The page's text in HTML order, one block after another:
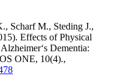
Scharf M., Steding J.,
Effects of Physical
Dementia:
ONE, 10(4).,